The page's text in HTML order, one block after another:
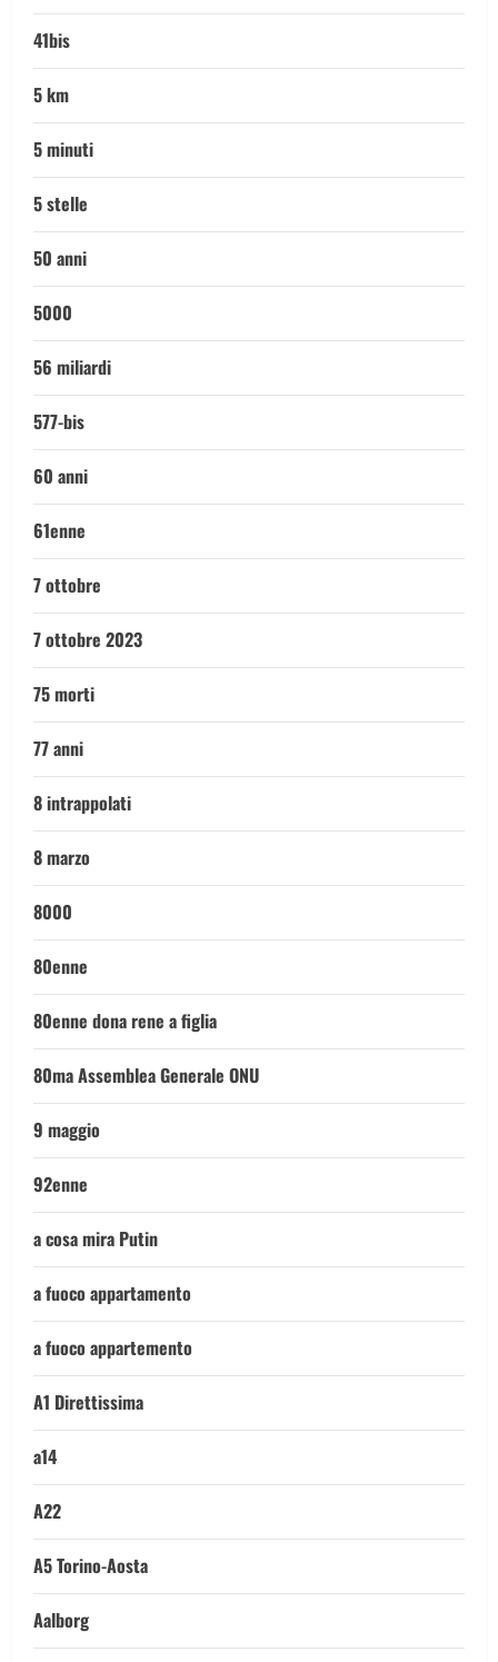
41bis
5 km
5 minuti
5 stelle
50 anni
5000
56 miliardi
577-bis
60 anni
61enne
7 ottobre
7 ottobre 2023
75 morti
77 anni
8 intrappolati
8 marzo
8000
80enne
80enne dona rene a figlia
80ma Assemblea Generale ONU
9 maggio
92enne
a cosa mira Putin
a fuoco appartamento
a fuoco appartemento
A1 Direttissima
a14
A22
A5 Torino-Aosta
Aalborg